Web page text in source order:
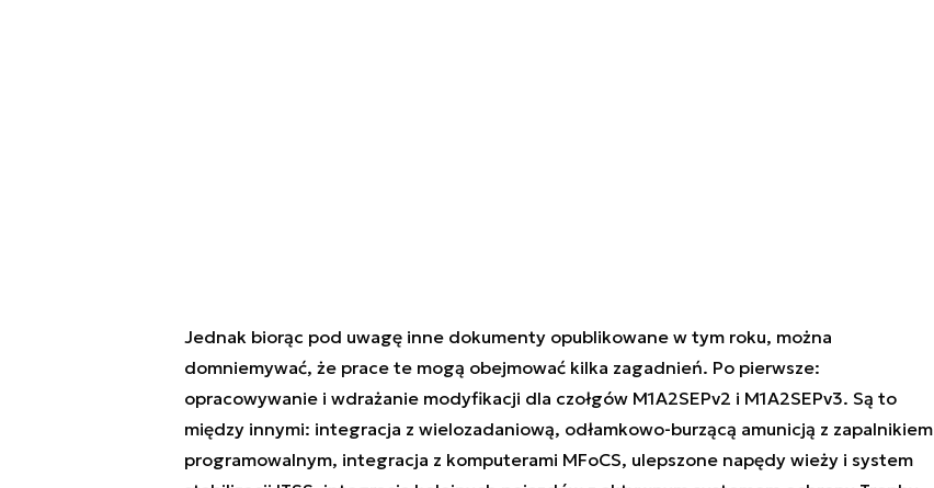
Jednak biorąc pod uwagę inne dokumenty opublikowane w tym roku, można
domniemywać, że prace te mogą obejmować kilka zagadnień. Po pierwsze:
opracowywanie i wdrażanie modyfikacji dla czołgów M1A2SEPv2 i M1A2SEPv3. Są to
między innymi: integracja z wielozadaniową, odłamkowo-burzącą amunicją z zapalnikiem
programowalnym, integracja z komputerami MFoCS, ulepszone napędy wieży i system